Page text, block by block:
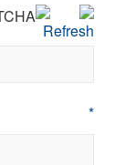
*